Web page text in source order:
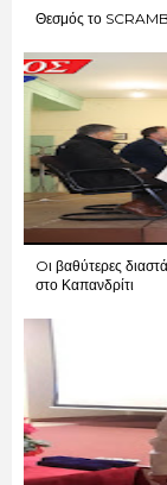
Θεσμός το
Oι βαθύτερες
στο Καπανδρίτι